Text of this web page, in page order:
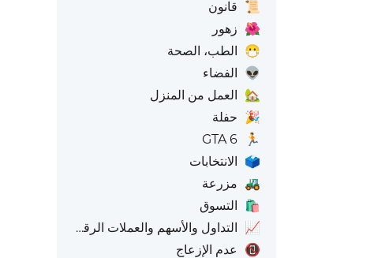
📜 قانون
🌺 زهور
😷 الطب، الصحة
👽 الفضاء
🏡 العمل من المنزل
🎉 حفلة
🏃
GTA 6
🗳️ الانتخابات
🚜 مزرعة
🛍️
التسوق
📈
التداول والأسهم والعملات الرقمية
📵
عدم الإزعاج